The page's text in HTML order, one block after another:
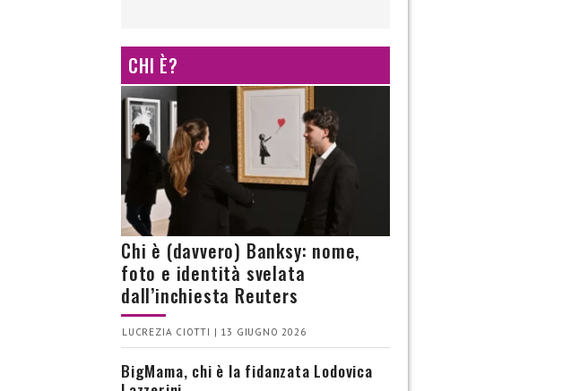
CHI È?
Chi è (davvero) Banksy: nome,
foto e identità svelata
dall’inchiesta Reuters
LUCREZIA CIOTTI | 13 GIUGNO 2026
BigMama, chi è la fidanzata Lodovica